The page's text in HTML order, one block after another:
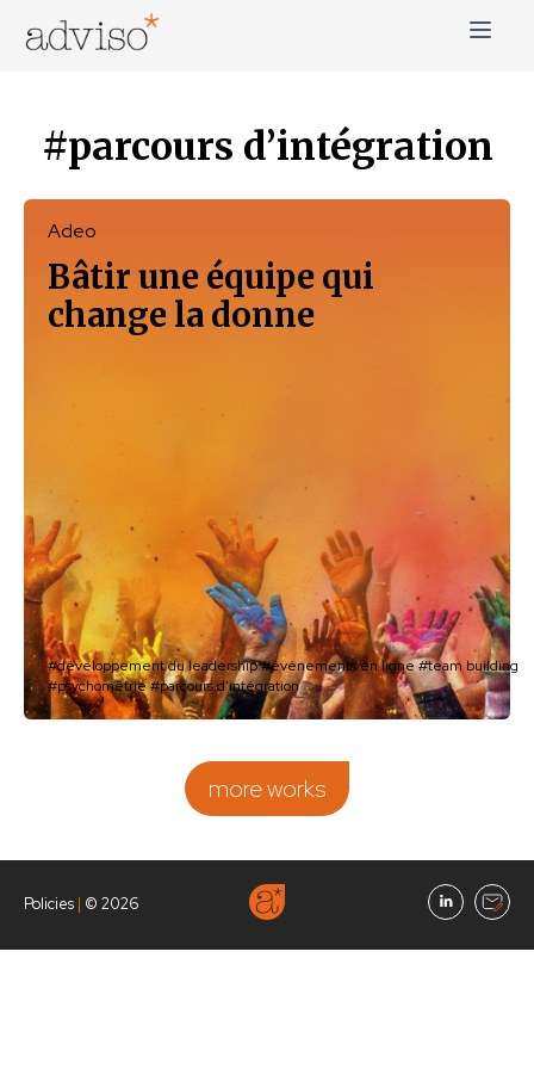
#parcours d’intégration
#développement du leadership#événements en ligne#team building
#psychométrie#parcours d'intégration
Adeo
Bâtir une équipe qui
change la donne
more works
Policies | © 2026